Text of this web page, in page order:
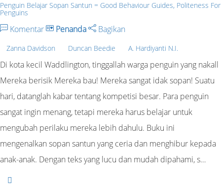
Penguin Belajar Sopan Santun = Good Behaviour Guides, Politeness For
Penguins
Komentar Penanda Bagikan
Zanna Davidson Duncan Beedie A. Hardiyanti N.I.
Di kota kecil Waddlington, tinggallah warga penguin yang nakall
Mereka berisik Mereka bau! Mereka sangat idak sopan! Suatu
hari, datanglah kabar tentang kompetisi besar. Para penguin
sangat ingin menang, tetapi mereka harus belajar untuk
mengubah perilaku mereka lebih dahulu. Buku ini
mengenalkan sopan santun yang ceria dan menghibur kepada
anak-anak. Dengan teks yang lucu dan mudah dipahami, s…